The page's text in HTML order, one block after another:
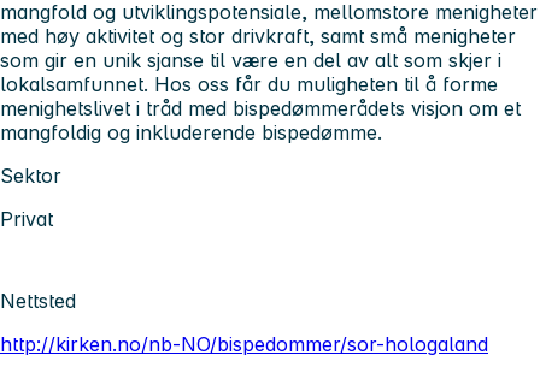
mangfold og utviklingspotensiale, mellomstore menigheter
med høy aktivitet og stor drivkraft, samt små menigheter
som gir en unik sjanse til være en del av alt som skjer i
lokalsamfunnet. Hos oss får du muligheten til å forme
menighetslivet i tråd med bispedømmerådets visjon om et
mangfoldig og inkluderende bispedømme.
Sektor
Privat
Nettsted
http://kirken.no/nb-NO/bispedommer/sor-hologaland